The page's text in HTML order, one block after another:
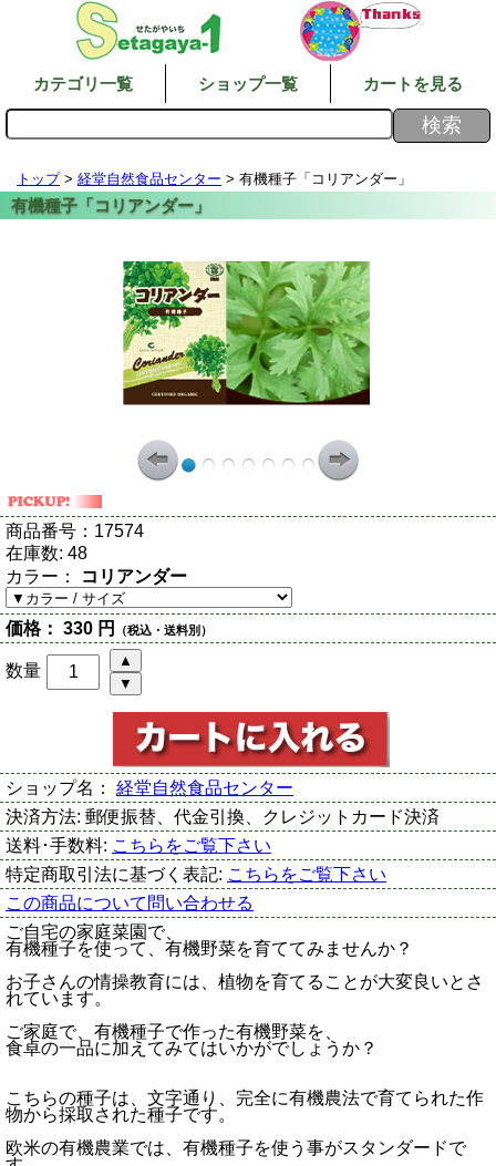
カテゴリ一覧 ショップ一覧 カートを見る
トップ> 経堂自然食品センター > 有機種子「コリアンダー」
商品番号： 17574
在庫数: 48
カラー： コリアンダー
価格： 330 円 （税込・送料別）
数量
ショップ名： 経堂自然食品センター
決済方法: 郵便振替、代金引換、クレジットカード決済
送料･手数料: こちらをご覧下さい
特定商取引法に基づく表記: こちらをご覧下さい
この商品について問い合わせる
ご自宅の家庭菜園で、
有機種子を使って、有機野菜を育ててみませんか？
お子さんの情操教育には、植物を育てることが大変良いとさ
れています。
ご家庭で、有機種子で作った有機野菜を、
食卓の一品に加えてみてはいかがでしょうか？
こちらの種子は、文字通り、完全に有機農法で育てられた作
物から採取された種子です。
欧米の有機農業では、有機種子を使う事がスタンダードで